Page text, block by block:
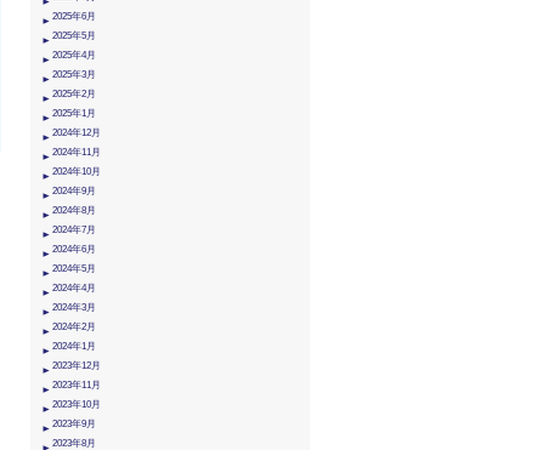
2025年6月
2025年5月
2025年4月
2025年3月
2025年2月
2025年1月
2024年12月
2024年11月
2024年10月
2024年9月
2024年8月
2024年7月
2024年6月
2024年5月
2024年4月
2024年3月
2024年2月
2024年1月
2023年12月
2023年11月
2023年10月
2023年9月
2023年8月